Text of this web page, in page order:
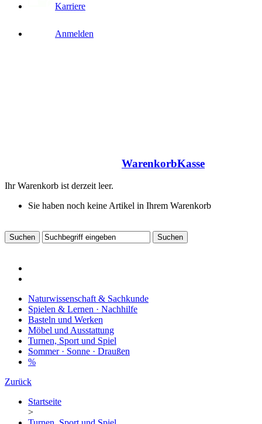
Karriere
Anmelden
WarenkorbKasse
Ihr Warenkorb ist derzeit leer.
Sie haben noch keine Artikel in Ihrem Warenkorb
Naturwissenschaft & Sachkunde
Spielen & Lernen · Nachhilfe
Basteln und Werken
Möbel und Ausstattung
Turnen, Sport und Spiel
Sommer · Sonne · Draußen
%
Zurück
Startseite
>